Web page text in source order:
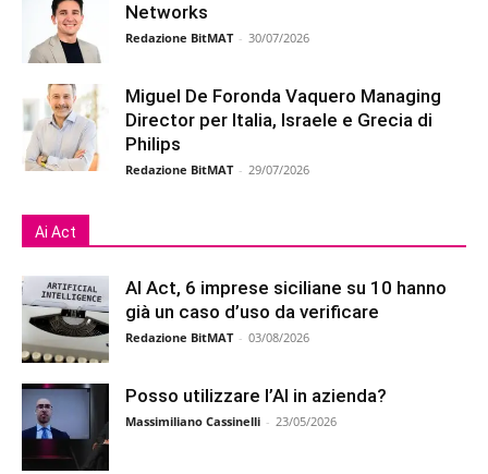
Networks
Redazione BitMAT - 30/07/2026
Miguel De Foronda Vaquero Managing
Director per Italia, Israele e Grecia di
Philips
Redazione BitMAT - 29/07/2026
Ai Act
AI Act, 6 imprese siciliane su 10 hanno
già un caso d’uso da verificare
Redazione BitMAT - 03/08/2026
Posso utilizzare l’AI in azienda?
Massimiliano Cassinelli - 23/05/2026